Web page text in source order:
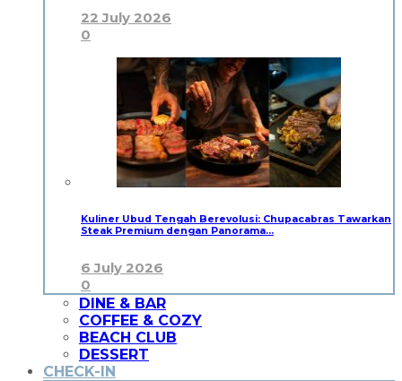
22 July 2026
0
Kuliner Ubud Tengah Berevolusi: Chupacabras Tawarkan
Steak Premium dengan Panorama…
6 July 2026
0
DINE & BAR
COFFEE & COZY
BEACH CLUB
DESSERT
CHECK-IN